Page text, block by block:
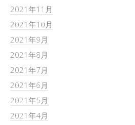
2021年11月
2021年10月
2021年9月
2021年8月
2021年7月
2021年6月
2021年5月
2021年4月